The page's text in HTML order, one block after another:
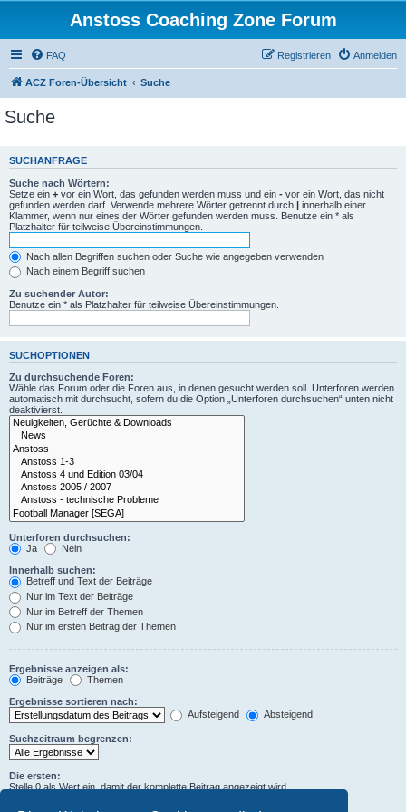
Anstoss Coaching Zone Forum
FAQ Anmelden
Registrieren
ACZ Foren-Übersicht Suche
Suche
SUCHANFRAGE
Suche nach Wörtern:
Setze ein + vor ein Wort, das gefunden werden muss und ein - vor ein Wort, das nicht
gefunden werden darf. Verwende mehrere Wörter getrennt durch | innerhalb einer
Klammer, wenn nur eines der Wörter gefunden werden muss. Benutze ein * als
Platzhalter für teilweise Übereinstimmungen.
Nach allen Begriffen suchen oder Suche wie angegeben verwenden
Nach einem Begriff suchen
Zu suchender Autor:
Benutze ein * als Platzhalter für teilweise Übereinstimmungen.
SUCHOPTIONEN
Zu durchsuchende Foren:
Wähle das Forum oder die Foren aus, in denen gesucht werden soll. Unterforen werden
automatisch mit durchsucht, sofern du die Option „Unterforen durchsuchen“ unten nicht
deaktivierst.
Unterforen durchsuchen:
Ja
Nein
Innerhalb suchen:
Betreff und Text der Beiträge
Nur im Text der Beiträge
Nur im Betreff der Themen
Nur im ersten Beitrag der Themen
Ergebnisse anzeigen als:
Beiträge
Themen
Ergebnisse sortieren nach:
Aufsteigend
Absteigend
Suchzeitraum begrenzen:
Die ersten:
Stelle 0 als Wert ein, damit der komplette Beitrag angezeigt wird.